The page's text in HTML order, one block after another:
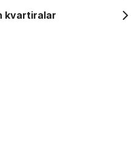
kvartiralar